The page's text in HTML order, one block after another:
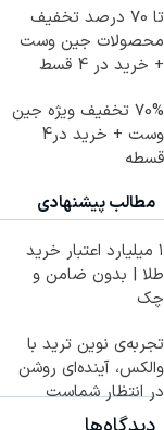
تا 70 درصد تخفیف
محصولات جین وست
+ خرید در 4 قسط
70% تخفیف ویژه جین
وست + خرید در4
قسطه
مطالب پیشنهادی
۱ میلیارد اعتبار خرید
طلا | بدون ضامن و
چک
تجربه‌ی نوین ترید با
والکس، آینده‌ای روشن
در انتظار شماست